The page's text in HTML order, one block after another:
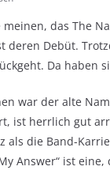
das The
deren Debüt.
Da haben
war der alte
ist herrlich gut
als die Band-
Answer“ ist